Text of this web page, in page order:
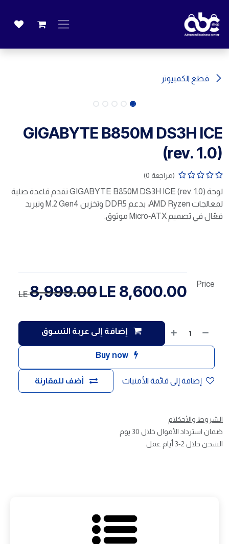
قطع الكمبيوتر
GIGABYTE B850M DS3H ICE
(rev. 1.0)
(مراجعة 0)
لوحة GIGABYTE B850M DS3H ICE (rev. 1.0) تقدم قاعدة صلبة
لمعالجات AMD Ryzen، بدعم DDR5 وتخزين M.2 Gen4 وتبريد
فعّال في تصميم Micro‑ATX موثوق.
إضافة إلى عربة التسوق
Buy now
أضف للمقارنة إضافة إلى قائمة الأمنيات
Price
8,600.00
8,999.00
LE
الشروط والأحكلام
ضمان استرداد الأموال خلال 30 يوم
الشحن خلال 2-3 أيام عمل